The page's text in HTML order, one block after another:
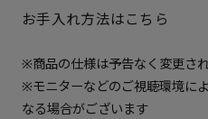
24.5cm × 在庫なし
25cm × 在庫なし
お手入れ方法はこちら
※商品の仕様は予告なく変更さ
※モニターなどのご視聴環境に
なる場合がございます